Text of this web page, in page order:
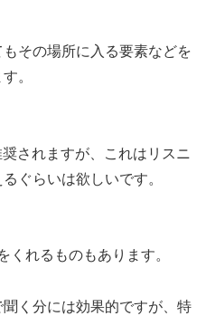
その場所に入る要素などを
。
されますが、これはリスニ
ぐらいは欲しいです。
くれるものもあります。
く分には効果的ですが、特